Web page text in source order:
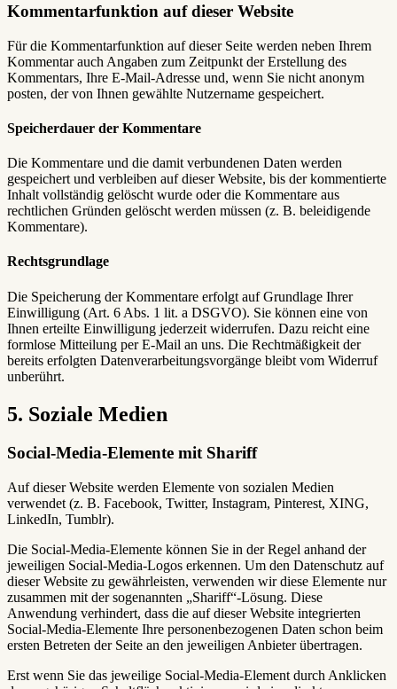
Kommentar­funktion auf dieser Website
Für die Kommentarfunktion auf dieser Seite werden neben Ihrem
Kommentar auch Angaben zum Zeitpunkt der Erstellung des
Kommentars, Ihre E-Mail-Adresse und, wenn Sie nicht anonym
posten, der von Ihnen gewählte Nutzername gespeichert.
Speicherdauer der Kommentare
Die Kommentare und die damit verbundenen Daten werden
gespeichert und verbleiben auf dieser Website, bis der kommentierte
Inhalt vollständig gelöscht wurde oder die Kommentare aus
rechtlichen Gründen gelöscht werden müssen (z. B. beleidigende
Kommentare).
Rechtsgrundlage
Die Speicherung der Kommentare erfolgt auf Grundlage Ihrer
Einwilligung (Art. 6 Abs. 1 lit. a DSGVO). Sie können eine von
Ihnen erteilte Einwilligung jederzeit widerrufen. Dazu reicht eine
formlose Mitteilung per E-Mail an uns. Die Rechtmäßigkeit der
bereits erfolgten Datenverarbeitungsvorgänge bleibt vom Widerruf
unberührt.
5. Soziale Medien
Social-Media-Elemente mit Shariff
Auf dieser Website werden Elemente von sozialen Medien
verwendet (z. B. Facebook, Twitter, Instagram, Pinterest, XING,
LinkedIn, Tumblr).
Die Social-Media-Elemente können Sie in der Regel anhand der
jeweiligen Social-Media-Logos erkennen. Um den Datenschutz auf
dieser Website zu gewährleisten, verwenden wir diese Elemente nur
zusammen mit der sogenannten „Shariff“-Lösung. Diese
Anwendung verhindert, dass die auf dieser Website integrierten
Social-Media-Elemente Ihre personenbezogenen Daten schon beim
ersten Betreten der Seite an den jeweiligen Anbieter übertragen.
Erst wenn Sie das jeweilige Social-Media-Element durch Anklicken